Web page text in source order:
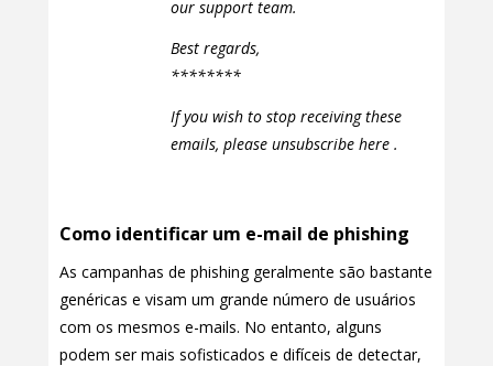
our support team.
Best regards,
********
If you wish to stop receiving these
emails, please unsubscribe here .
Como identificar um e-mail de phishing
As campanhas de phishing geralmente são bastante
genéricas e visam um grande número de usuários
com os mesmos e-mails. No entanto, alguns
podem ser mais sofisticados e difíceis de detectar,